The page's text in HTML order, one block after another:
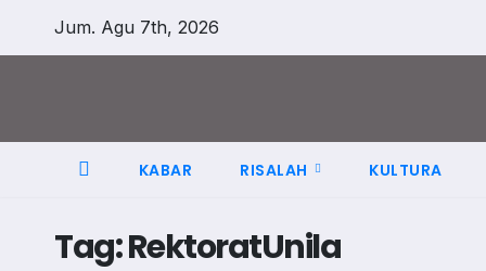
Jum. Agu 7th, 2026
KABAR RISALAH KULTURA
Tag:RektoratUnila